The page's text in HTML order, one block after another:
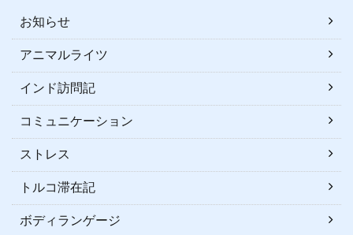
お知らせ
アニマルライツ
インド訪問記
コミュニケーション
ストレス
トルコ滞在記
ボディランゲージ